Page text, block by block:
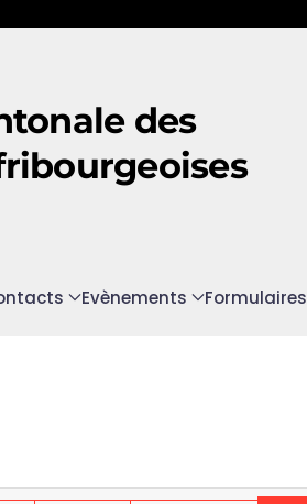
des
Evènements Formulaires